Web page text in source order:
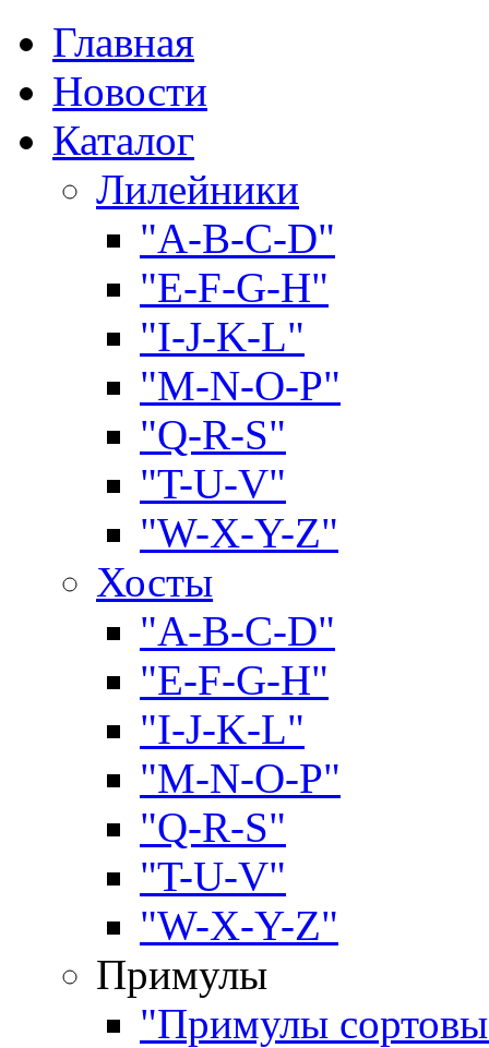
Главная
Новости
Каталог
Лилейники
"A-B-C-D"
"E-F-G-H"
"I-J-K-L"
"M-N-O-P"
"Q-R-S"
"T-U-V"
"W-X-Y-Z"
Хосты
"A-B-C-D"
"E-F-G-H"
"I-J-K-L"
"M-N-O-P"
"Q-R-S"
"T-U-V"
"W-X-Y-Z"
Примулы
"Примулы